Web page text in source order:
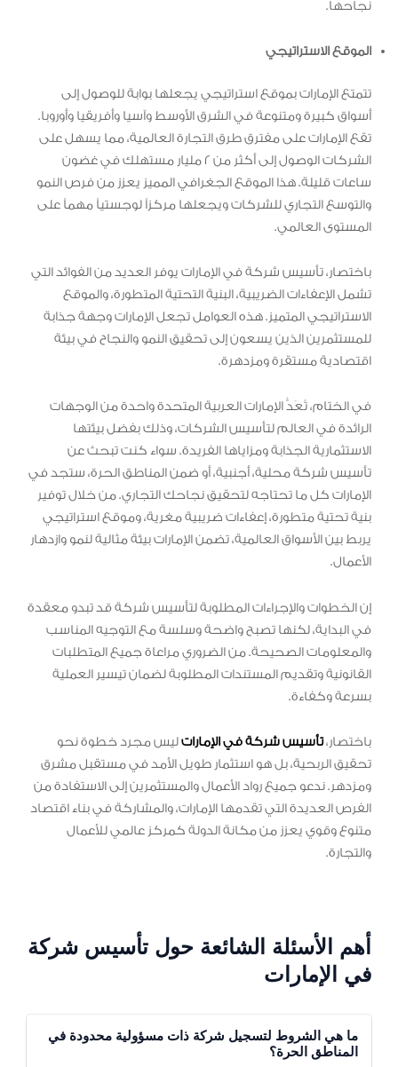
نجاحها.
الموقع الاستراتيجي
تتمتع الإمارات بموقع استراتيجي يجعلها بوابة للوصول إلى
أسواق كبيرة ومتنوعة في الشرق الأوسط وآسيا وأفريقيا وأوروبا.
تقع الإمارات على مفترق طرق التجارة العالمية، مما يسهل على
الشركات الوصول إلى أكثر من 2 مليار مستهلك في غضون
ساعات قليلة. هذا الموقع الجغرافي المميز يعزز من فرص النمو
والتوسع التجاري للشركات ويجعلها مركزاً لوجستياً مهماً على
المستوى العالمي.
باختصار، تأسيس شركة في الإمارات يوفر العديد من الفوائد التي
تشمل الإعفاءات الضريبية، البنية التحتية المتطورة، والموقع
الاستراتيجي المتميز. هذه العوامل تجعل الإمارات وجهة جذابة
للمستثمرين الذين يسعون إلى تحقيق النمو والنجاح في بيئة
اقتصادية مستقرة ومزدهرة.
في الختام، تُعَدُّ الإمارات العربية المتحدة واحدة من الوجهات
الرائدة في العالم لتأسيس الشركات، وذلك بفضل بيئتها
الاستثمارية الجذابة ومزاياها الفريدة. سواء كنت تبحث عن
تأسيس شركة محلية، أجنبية، أو ضمن المناطق الحرة، ستجد في
الإمارات كل ما تحتاجه لتحقيق نجاحك التجاري. من خلال توفير
بنية تحتية متطورة، إعفاءات ضريبية مغرية، وموقع استراتيجي
يربط بين الأسواق العالمية، تضمن الإمارات بيئة مثالية لنمو وازدهار
الأعمال.
إن الخطوات والإجراءات المطلوبة لتأسيس شركة قد تبدو معقدة
في البداية، لكنها تصبح واضحة وسلسة مع التوجيه المناسب
والمعلومات الصحيحة. من الضروري مراعاة جميع المتطلبات
القانونية وتقديم المستندات المطلوبة لضمان تيسير العملية
بسرعة وكفاءة.
باختصار،تأسيس شركة في الإماراتليس مجرد خطوة نحو
تحقيق الربحية، بل هو استثمار طويل الأمد في مستقبل مشرق
ومزدهر. ندعو جميع رواد الأعمال والمستثمرين إلى الاستفادة من
الفرص العديدة التي تقدمها الإمارات، والمشاركة في بناء اقتصاد
متنوع وقوي يعزز من مكانة الدولة كمركز عالمي للأعمال
والتجارة.
أهم الأسئلة الشائعة حول تأسيس شركة
في الإمارات
ما هي الشروط لتسجيل شركة ذات مسؤولية محدودة في
المناطق الحرة؟